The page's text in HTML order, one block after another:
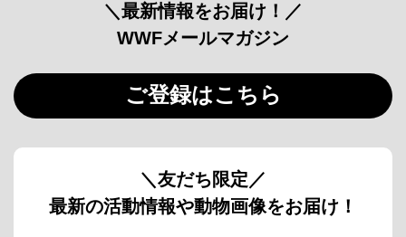
＼最新情報をお届け！／
WWFメールマガジン
ご登録はこちら
＼友だち限定／
最新の活動情報や動物画像をお届け！